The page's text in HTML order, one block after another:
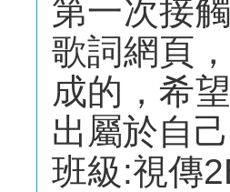
第一次接
歌詞網頁
成的，希
出屬於自己
班級:視傳